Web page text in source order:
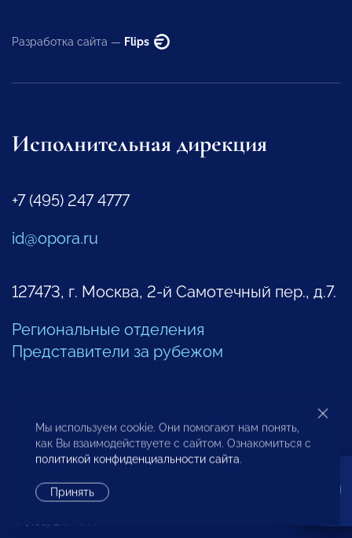
Разработка сайта — Flips
Исполнительная дирекция
+7 (495) 247 4777
id@opora.ru
127473, г. Москва, 2-й Самотечный пер., д.7.
Региональные отделения
Представители за рубежом
Центр экспертизы и аналитики проблем
предпринимательства
Мы используем cookie. Они помогают нам понять,
как Вы взаимодействуете с сайтом. Ознакомиться с
политикой конфиденциальности сайта.
Принять